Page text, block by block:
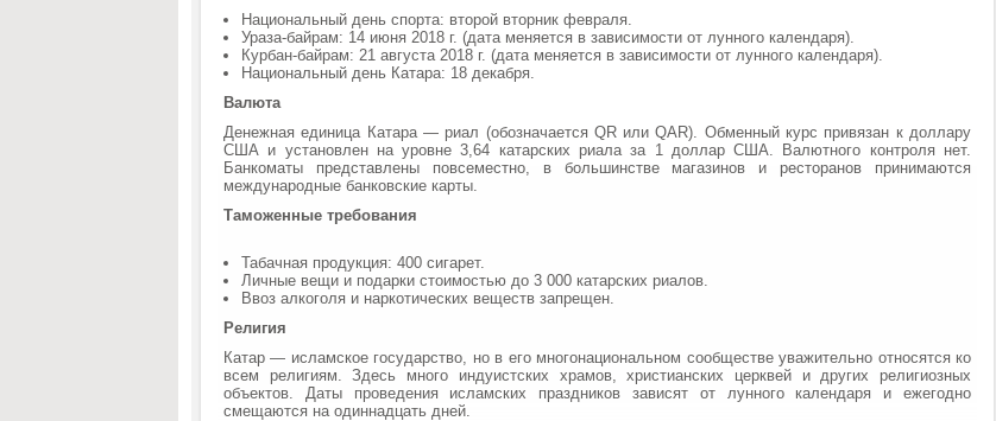
Национальный день спорта: второй вторник февраля.
Ураза-байрам: 14 июня 2018 г. (дата меняется в зависимости от лунного календаря).
Курбан-байрам: 21 августа 2018 г. (дата меняется в зависимости от лунного календаря).
Национальный день Катара: 18 декабря.
Валюта
Денежная единица Катара — риал (обозначается QR или QAR). Обменный курс привязан к доллару
США и установлен на уровне 3,64 катарских риала за 1 доллар США. Валютного контроля нет.
Банкоматы представлены повсеместно, в большинстве магазинов и ресторанов принимаются
международные банковские карты.
Таможенные требования​
Табачная продукция: 400 сигарет.
Личные вещи и подарки стоимостью до 3 000 катарских риалов.
Ввоз алкоголя и наркотических веществ запрещен.
Религия
Катар — исламское государство, но в его многонациональном сообществе уважительно относятся ко
всем религиям. Здесь много индуистских храмов, христианских церквей и других религиозных
объектов. Даты проведения исламских праздников зависят от лунного календаря и ежегодно
смещаются на одиннадцать дней.